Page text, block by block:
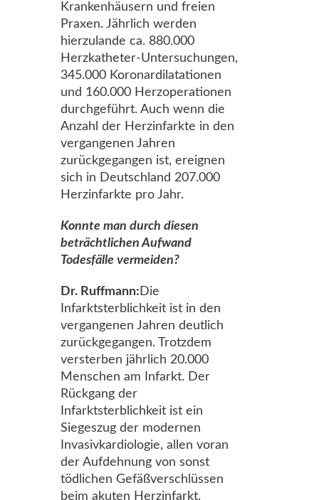
Krankenhäusern und freien
Praxen. Jährlich werden
hierzulande ca. 880.000
Herzkatheter-Untersuchungen,
345.000 Koronardilatationen
und 160.000 Herzoperationen
durchgeführt. Auch wenn die
Anzahl der Herzinfarkte in den
vergangenen Jahren
zurückgegangen ist, ereignen
sich in Deutschland 207.000
Herzinfarkte pro Jahr.
Konnte man durch diesen
beträchtlichen Aufwand
Todesfälle vermeiden?
Dr. Ruffmann: Die
Infarktsterblichkeit ist in den
vergangenen Jahren deutlich
zurückgegangen. Trotzdem
versterben jährlich 20.000
Menschen am Infarkt. Der
Rückgang der
Infarktsterblichkeit ist ein
Siegeszug der modernen
Invasivkardiologie, allen voran
der Aufdehnung von sonst
tödlichen Gefäßverschlüssen
beim akuten Herzinfarkt.